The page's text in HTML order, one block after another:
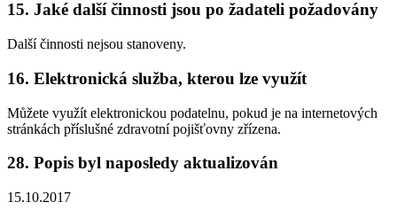
15. Jaké další činnosti jsou po žadateli požadovány
Další činnosti nejsou stanoveny.
16. Elektronická služba, kterou lze využít
Můžete využít elektronickou podatelnu, pokud je na internetových
stránkách příslušné zdravotní pojišťovny zřízena.
28. Popis byl naposledy aktualizován
15.10.2017